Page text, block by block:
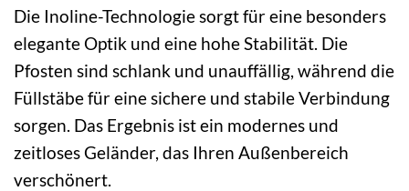
Die Inoline-Technologie sorgt für eine besonders
elegante Optik und eine hohe Stabilität. Die
Pfosten sind schlank und unauffällig, während die
Füllstäbe für eine sichere und stabile Verbindung
sorgen. Das Ergebnis ist ein modernes und
zeitloses Geländer, das Ihren Außenbereich
verschönert.